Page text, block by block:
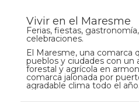
Vivir en el Maresme
Ferias, fiestas,
celebraciones.
El Maresme, una comarca
pueblos y ciudades con un
forestal y agrícola en
comarca jalonada por
agradable clima todo el año.